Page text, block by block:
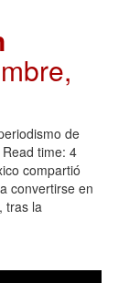
de
time: 4
compartió
convertirse en
tras la